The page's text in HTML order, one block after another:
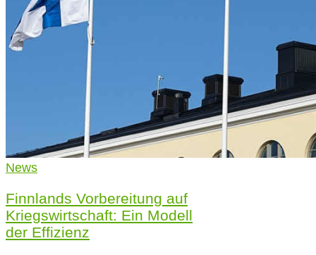
News
Finnlands Vorbereitung auf
Kriegswirtschaft: Ein Modell
der Effizienz